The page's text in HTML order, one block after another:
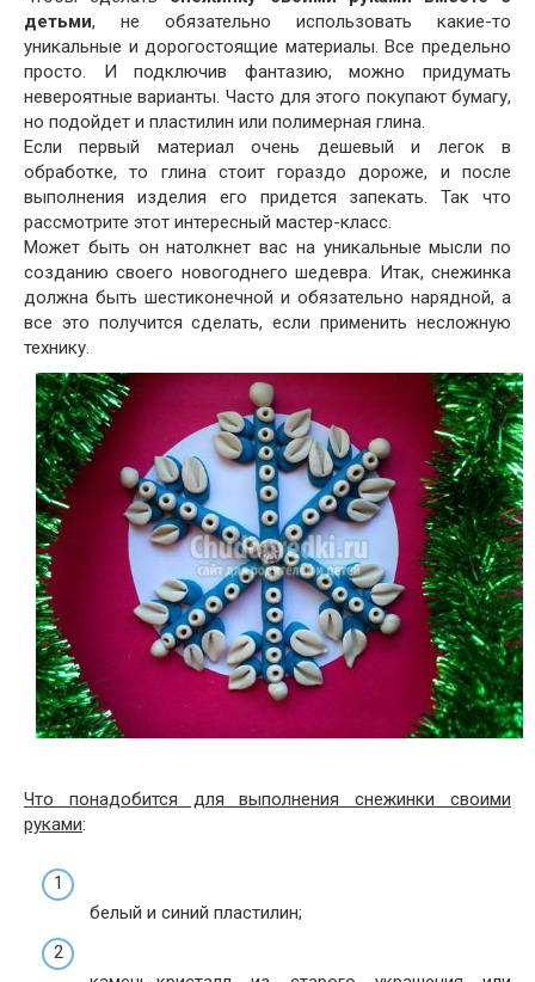
детьми, не обязательно использовать какие-то
уникальные и дорогостоящие материалы. Все предельно
просто. И подключив фантазию, можно придумать
невероятные варианты. Часто для этого покупают бумагу,
но подойдет и пластилин или полимерная глина.
Если первый материал очень дешевый и легок в
обработке, то глина стоит гораздо дороже, и после
выполнения изделия его придется запекать. Так что
рассмотрите этот интересный мастер-класс.
Может быть он натолкнет вас на уникальные мысли по
созданию своего новогоднего шедевра. Итак, снежинка
должна быть шестиконечной и обязательно нарядной, а
все это получится сделать, если применить несложную
технику.
Что понадобится для выполнения снежинки своими
руками:
белый и синий пластилин;